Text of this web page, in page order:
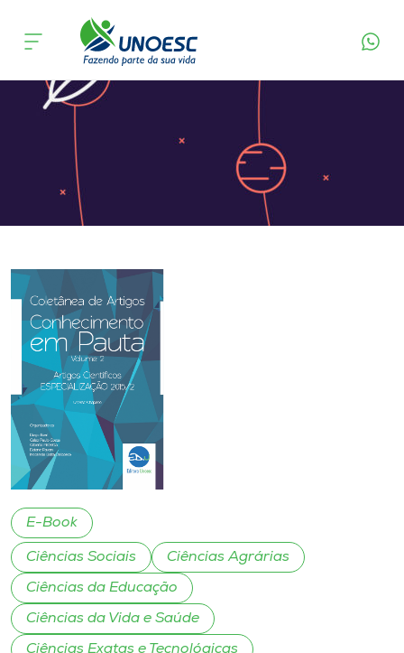
Cursos
Onde estamos
Atendimento ao Estudante
Unoesc
Internacionalização
I.nova
Cultura
CPA
E-Book
Ciências Sociais Ciências Agrárias
Ciências da Educação
Ciências da Vida e Saúde
Ciências Exatas e Tecnológicas